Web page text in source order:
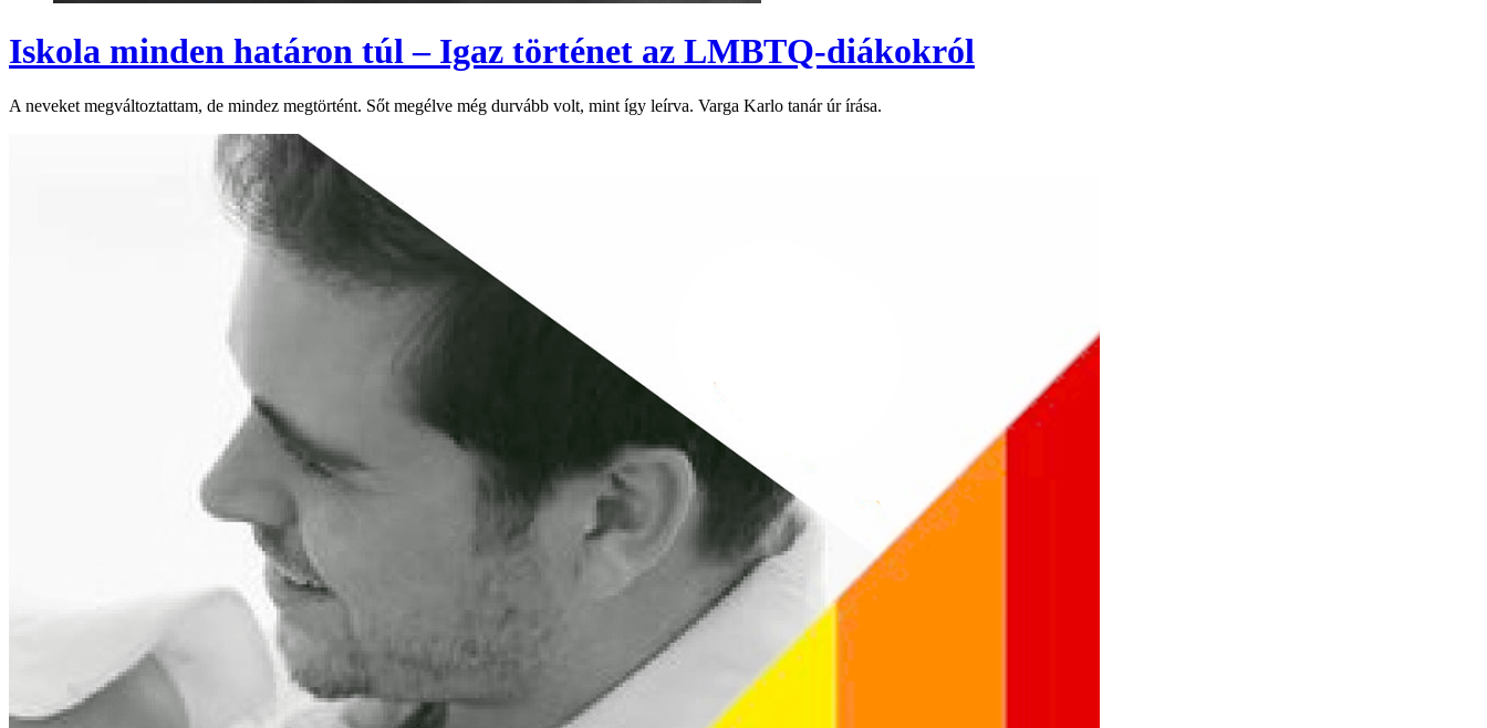
Iskola minden határon túl – Igaz történet az LMBTQ-diákokról
A neveket megváltoztattam, de mindez megtörtént. Sőt megélve még durvább volt, mint így leírva. Varga Karlo tanár úr írása.